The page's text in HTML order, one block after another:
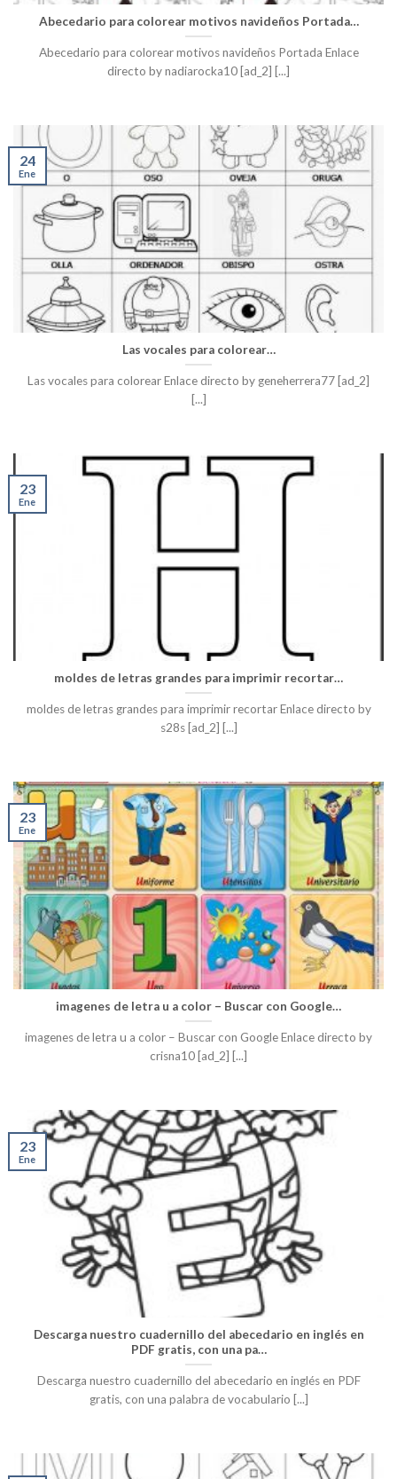
Abecedario para colorear motivos navideños Portada…
Abecedario para colorear motivos navideños Portada Enlace
directo by nadiarocka10 [ad_2] [...]
Las vocales para colorear…
Las vocales para colorear Enlace directo by geneherrera77 [ad_2]
[...]
24
Ene
moldes de letras grandes para imprimir recortar…
moldes de letras grandes para imprimir recortar Enlace directo by
s28s [ad_2] [...]
23
Ene
imagenes de letra u a color – Buscar con Google…
imagenes de letra u a color – Buscar con Google Enlace directo by
crisna10 [ad_2] [...]
23
Ene
Descarga nuestro cuadernillo del abecedario en inglés en
PDF gratis, con una pa…
Descarga nuestro cuadernillo del abecedario en inglés en PDF
gratis, con una palabra de vocabulario [...]
23
Ene